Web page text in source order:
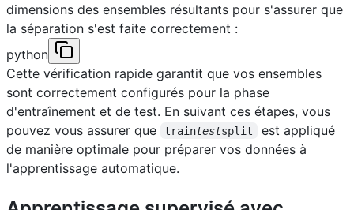
dimensions des ensembles résultants pour s'assurer que
la séparation s'est faite correctement :
python
Cette vérification rapide garantit que vos ensembles
sont correctement configurés pour la phase
d'entraînement et de test. En suivant ces étapes, vous
pouvez vous assurer que
traintestsplit
est appliqué
de manière optimale pour préparer vos données à
l'apprentissage automatique.